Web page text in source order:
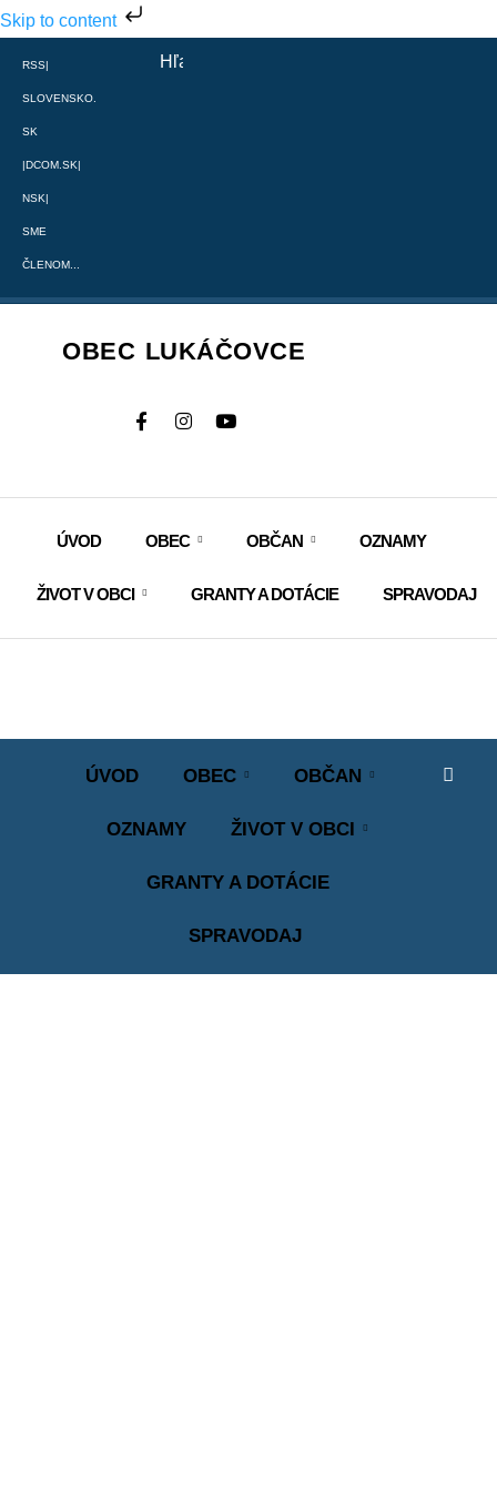
Skip to content
RSS|
SLOVENSKO.
SK
|DCOM.SK|
NSK|
SME
ČLENOM...
OBEC LUKÁČOVCE
ÚVOD OBEC OBČAN OZNAMY
ŽIVOT V OBCI GRANTY A DOTÁCIE SPRAVODAJ
ÚVOD OBEC OBČAN
OZNAMY ŽIVOT V OBCI
GRANTY A DOTÁCIE
SPRAVODAJ